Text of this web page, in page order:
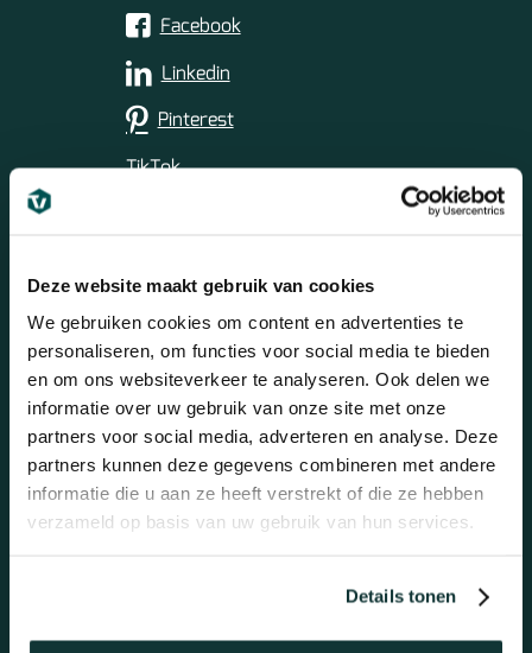
Deze website maakt gebruik van cookies
We gebruiken cookies om content en advertenties te
personaliseren, om functies voor social media te bieden
en om ons websiteverkeer te analyseren. Ook delen we
informatie over uw gebruik van onze site met onze
partners voor social media, adverteren en analyse. Deze
partners kunnen deze gegevens combineren met andere
informatie die u aan ze heeft verstrekt of die ze hebben
verzameld op basis van uw gebruik van hun services.
Details tonen
Facebook
Linkedin
Pinterest
TikTok
Bezoek onze showroom
Bezoek 100m2 aan showroom! (alleen op
afspraak!)
Betuwehaven 21
3433 PV NIEUWEGEIN
Bezoek onze showroom